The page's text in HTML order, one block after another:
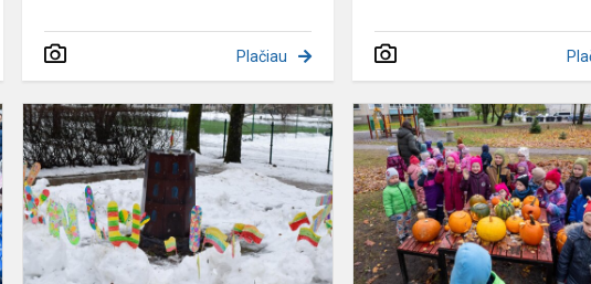
Plačiau
Užgavėnės
2024
Vilniaus
gimtadienis
ir
pusiaužiemis